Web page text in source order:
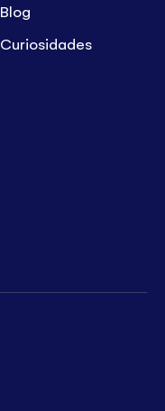
Blog
Curiosidades